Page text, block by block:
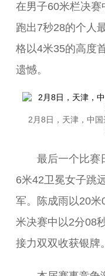
在男子60米栏决
跑出7秒28的个人
格以4米35的高度
遗憾。
2月8日，天津，中
最后一个比赛日
6米42卫冕女子跳
军。陈成雨以20
米决赛中以2分08
接力双双收获银牌。